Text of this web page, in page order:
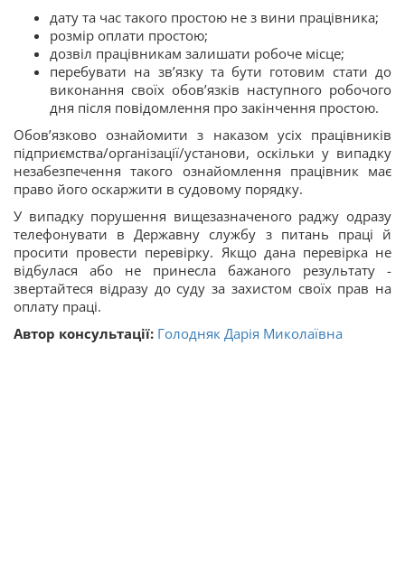
дату та час такого простою не з вини працівника;
розмір оплати простою;
дозвіл працівникам залишати робоче місце;
перебувати на зв’язку та бути готовим стати до
виконання своїх обов’язків наступного робочого
дня після повідомлення про закінчення простою.
Обов’язково ознайомити з наказом усіх працівників
підприємства/організації/установи, оскільки у випадку
незабезпечення такого ознайомлення працівник має
право його оскаржити в судовому порядку.
У випадку порушення вищезазначеного раджу одразу
телефонувати в Державну службу з питань праці й
просити провести перевірку. Якщо дана перевірка не
відбулася або не принесла бажаного результату -
звертайтеся відразу до суду за захистом своїх прав на
оплату праці.
Автор консультації: Голодняк Дарія Миколаївна